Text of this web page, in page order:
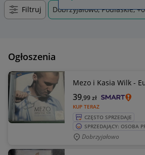
Filtruj Dobrzyjałowo, Podlaskie,
Ogłoszenia
Mezo i Kasia Wilk -
KUP TERAZ
39,99zł
CZĘSTO SPRZEDAJE
SPRZEDAJĄCY: OSOBA
Dobrzyjałowo